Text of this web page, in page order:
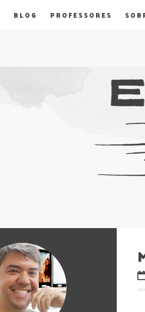
BLOG PROFESSORES